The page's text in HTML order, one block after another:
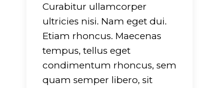
Curabitur ullamcorper
ultricies nisi. Nam eget dui.
Etiam rhoncus. Maecenas
tempus, tellus eget
condimentum rhoncus, sem
quam semper libero, sit